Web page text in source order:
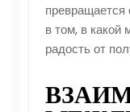
в том, в какой
радость от